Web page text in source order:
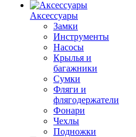
Аксессуары
Замки
Инструменты
Насосы
Крылья и
багажники
Сумки
Фляги и
флягодержатели
Фонари
Чехлы
Подножки